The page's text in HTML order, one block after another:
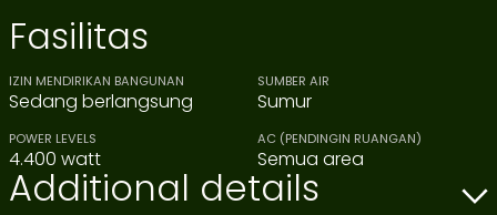
Fasilitas
IZIN MENDIRIKAN BANGUNAN
Sedang berlangsung
SUMBER AIR
Sumur
POWER LEVELS
4.400 watt
AC (PENDINGIN RUANGAN)
Semua area
Additional details